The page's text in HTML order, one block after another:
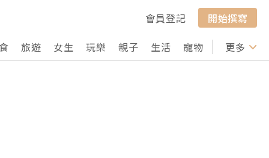
會員登記
開始撰寫
旅遊 女生 玩樂 親子 生活 寵物 行山 打卡
更多